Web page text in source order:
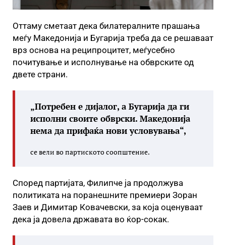
Оттаму сметаат дека билатералните прашања
меѓу Македонија и Бугарија треба да се решаваат
врз основа на реципроцитет, меѓусебно
почитување и исполнување на обврските од
двете страни.
„Потребен е дијалог, а Бугарија да ги
исполни своите обврски. Македонија
нема да прифаќа нови условувања“,
се вели во партиското соопштение.
Според партијата, Филипче ја продолжува
политиката на поранешните премиери Зоран
Заев и Димитар Ковачевски, за која оценуваат
дека ја довела државата во ќор-сокак.